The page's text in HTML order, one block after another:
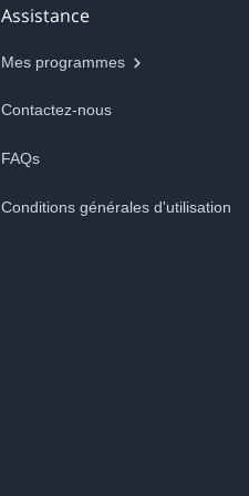
Assistance
Mes programmes
Contactez-nous
FAQs
Conditions générales d'utilisation